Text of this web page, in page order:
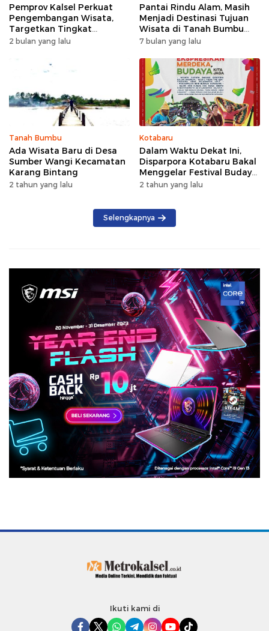
Pemprov Kalsel Perkuat
Pengembangan Wisata,
Targetkan Tingkat
Kunjungan Naik 5 Persen di
2 bulan yang lalu
Pantai Rindu Alam, Masih
Menjadi Destinasi Tujuan
Wisata di Tanah Bumbu
dengan Rindangnya Pohon
7 bulan yang lalu
Tanah Bumbu
Ada Wisata Baru di Desa
Sumber Wangi Kecamatan
Karang Bintang
2 tahun yang lalu
Kotabaru
Dalam Waktu Dekat Ini,
Disparpora Kotabaru Bakal
Menggelar Festival Budaya
Saijaan 2024
2 tahun yang lalu
Selengkapnya
Ikuti kami di